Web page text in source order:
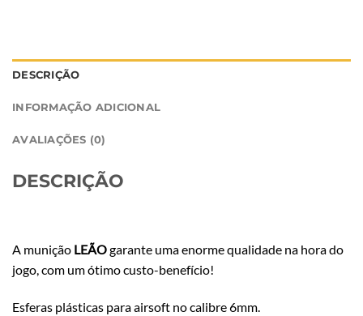
DESCRIÇÃO
INFORMAÇÃO ADICIONAL
AVALIAÇÕES (0)
DESCRIÇÃO
A munição LEÃOgarante uma enorme qualidade na hora do
jogo, com um ótimo custo-benefício!
Esferas plásticas para airsoft no calibre 6mm.